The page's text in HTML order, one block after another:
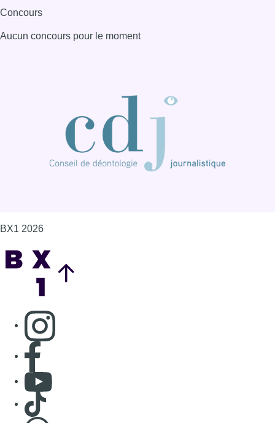
Concours
Aucun concours pour le moment
BX1 2026
Consulter page Instagram
Consulter page Facebook
Consulter Youtube
Consulter TikTok